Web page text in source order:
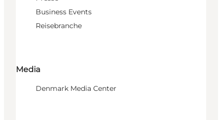
Business Events
Reisebranche
Media
Denmark Media Center